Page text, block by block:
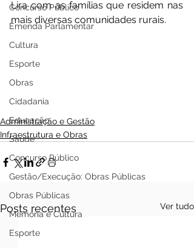
Concurso Público
Emenda Parlamentar
Cultura
Esporte
Obras
Cidadania
Educação
Saúde
Concurso Público
Gestão/Execução: Obras Públicas
Obras Públicas
Memória e Cultura
Esporte
Lira com as famílias que residem nas
mais diversas comunidades rurais.
Administração e Gestão
Infraestrutura e Obras
Posts recentes Ver tudo